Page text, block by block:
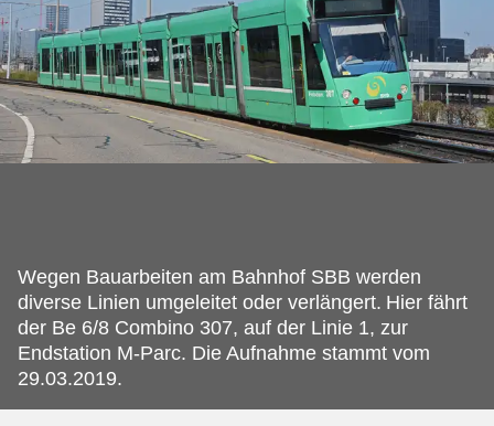
Wegen Bauarbeiten am Bahnhof SBB werden
diverse Linien umgeleitet oder verlängert. Hier fährt
der Be 6/8 Combino 307, auf der Linie 1, zur
Endstation M-Parc. Die Aufnahme stammt vom
29.03.2019.